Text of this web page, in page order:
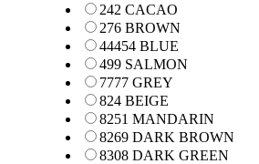
242 CACAO
276 BROWN
44454 BLUE
499 SALMON
7777 GREY
824 BEIGE
8251 MANDARIN
8269 DARK BROWN
8308 DARK GREEN